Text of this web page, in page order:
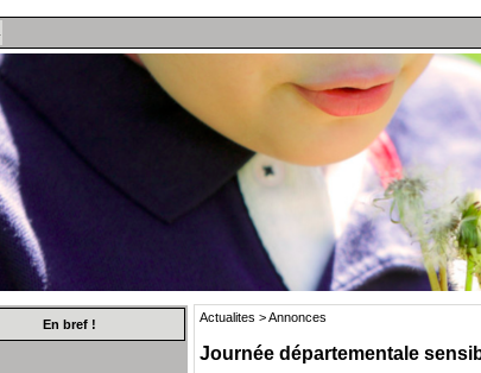
En bref ! Actualites > Annonces
Journée départementale